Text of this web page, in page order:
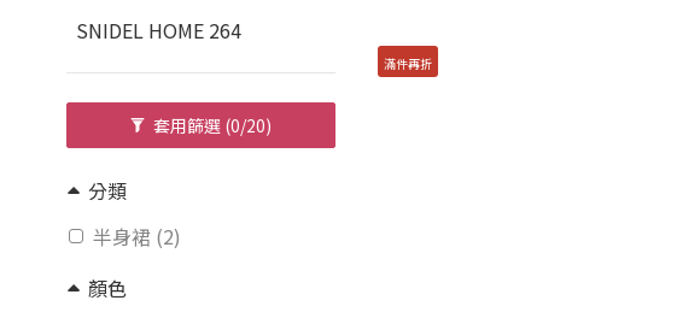
SNIDEL HOME 264
套用篩選 (0/20)
分類
半身裙 (2)
顏色
滿件再折